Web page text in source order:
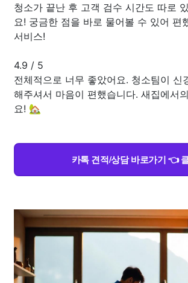
청소가 끝난 후 고객 검수 시간도 따로
요! 궁금한 점을 바로 물어볼 수 있어 편
서비스!
4.9 / 5
전체적으로 너무 좋았어요. 청소팀이 신
해주셔서 마음이 편했습니다. 새집에서
요! 🏡
카톡 견적/상담 바로가기 👈